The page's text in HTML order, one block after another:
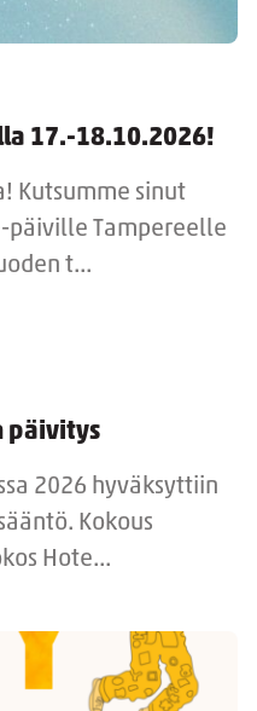
17.-18.10.2026!
Kutsumme sinut
päiville Tampereelle
t...
päivitys
2026 hyväksyttiin
Kokous
Hote...